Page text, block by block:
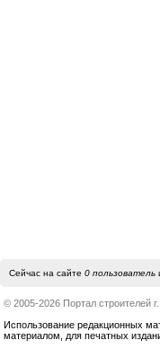
Сейчас на сайте 0 пользователь
© 2005-2026 Портал
Использование редакционных
материалом, для печатных